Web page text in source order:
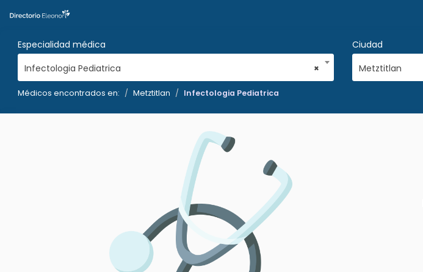
Especialidad médica
×
Infectologia Pediatrica
Ciudad
Metztitlan
Médicos encontrados en: Metztitlan Infectologia Pediatrica